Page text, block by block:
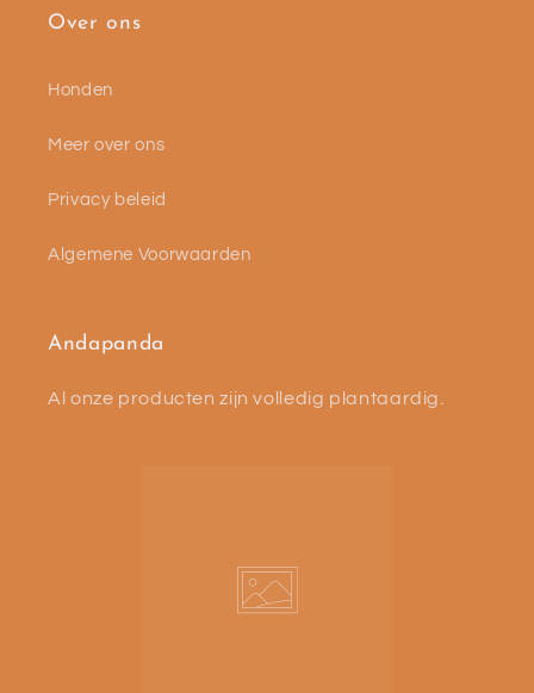
Over ons
Honden
Meer over ons
Privacy beleid
Algemene Voorwaarden
Andapanda
Al onze producten zijn volledig plantaardig.